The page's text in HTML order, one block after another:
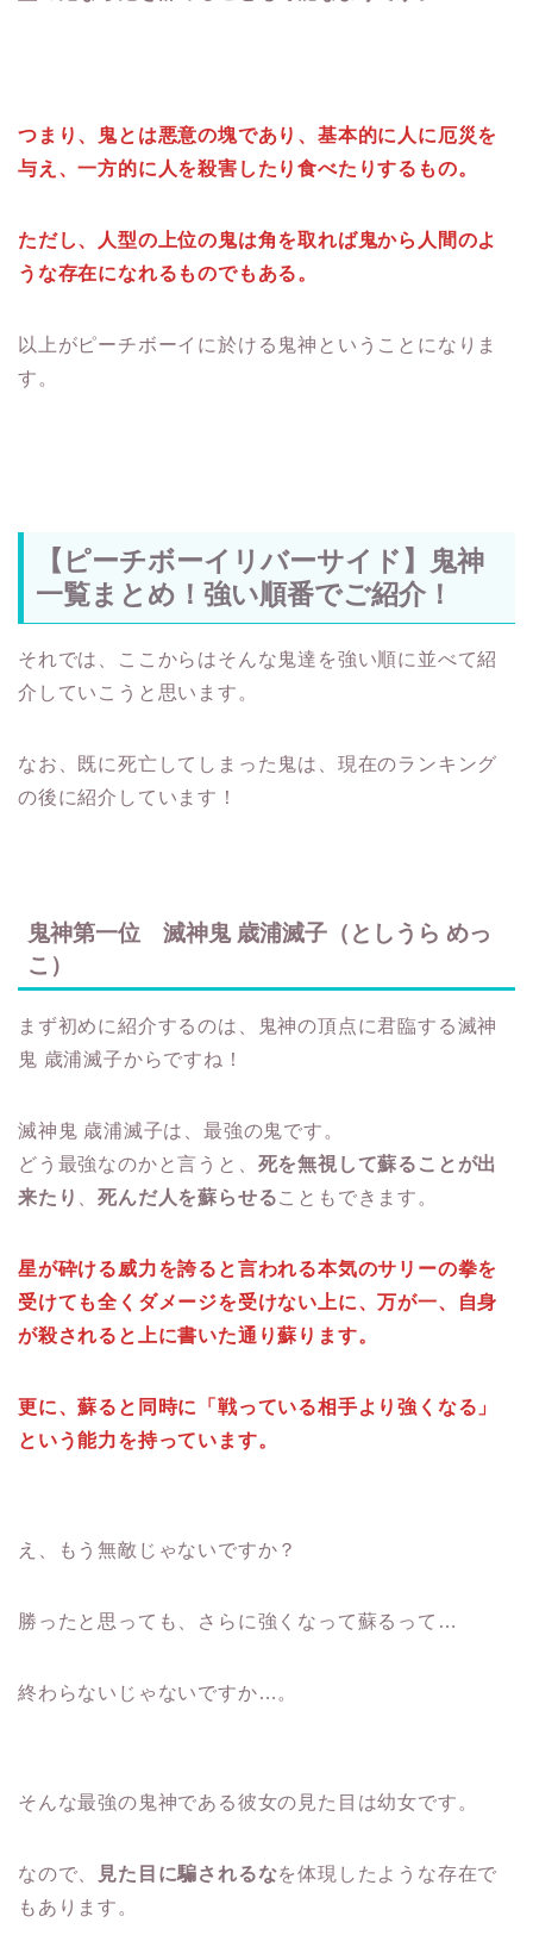
つまり、鬼とは悪意の塊であり、基本的に人に厄災を
与え、一方的に人を殺害したり食べたりするもの。
ただし、人型の上位の鬼は角を取れば鬼から人間のよ
うな存在になれるものでもある。
以上がピーチボーイに於ける鬼神ということになりま
す。
【ピーチボーイリバーサイド】鬼神
一覧まとめ！強い順番でご紹介！
それでは、ここからはそんな鬼達を強い順に並べて紹
介していこうと思います。
なお、既に死亡してしまった鬼は、現在のランキング
の後に紹介しています！
鬼神第一位 滅神鬼 歳浦滅子（としうら めっ
こ）
まず初めに紹介するのは、鬼神の頂点に君臨する滅神
鬼 歳浦滅子からですね！
滅神鬼 歳浦滅子は、最強の鬼です。
どう最強なのかと言うと、 死を無視して蘇ることが出
来たり
、死んだ人を蘇らせることもできます。
星が砕ける威力を誇ると言われる本気のサリーの拳を
受けても全くダメージを受けない上に、万が一、自身
が殺されると上に書いた通り蘇ります。
更に、蘇ると同時に「戦っている相手より強くなる」
という能力を持っています。
え、もう無敵じゃないですか？
勝ったと思っても、さらに強くなって蘇るって…
終わらないじゃないですか…。
そんな最強の鬼神である彼女の見た目は幼女です。
なので、 見た目に騙されるなを体現したような存在で
もあります。